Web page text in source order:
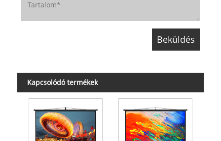
Kapcsolódó termékek